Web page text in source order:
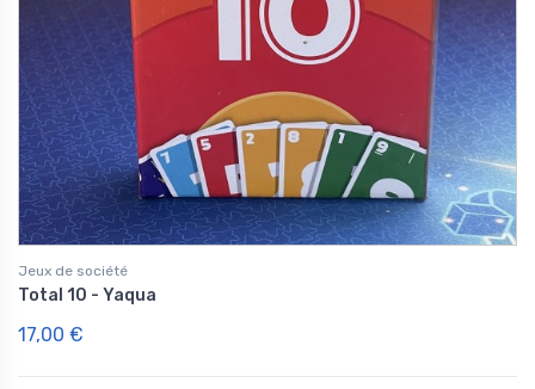
Jeux de société
Total 10 - Yaqua
17,00 €